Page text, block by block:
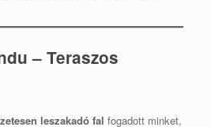
– Teraszos
leszakadó fal fogadott minket,